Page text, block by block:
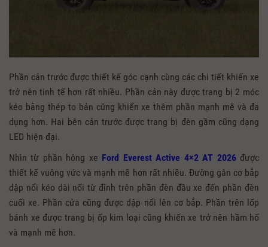
Phần cản trước được thiết kế góc cạnh cùng các chi tiết khiến xe
trở nên tinh tế hơn rất nhiều. Phần cản này được trang bị 2 móc
kéo bằng thép to bản cũng khiến xe thêm phần mạnh mẽ và đa
dụng hơn. Hai bên cản trước được trang bị đèn gầm cũng dạng
LED hiện đại.
Nhìn từ phần hông xe Ford Everest Active 4×2 AT 2026 được
thiết kế vuông vức và mạnh mẽ hơn rất nhiều. Đường gân cơ bắp
dập nổi kéo dài nối từ đỉnh trên phần đèn đầu xe đến phần đèn
cuối xe. Phần cửa cũng được dập nổi lên cơ bắp. Phần trên lốp
bánh xe được trang bị ốp kim loại cũng khiến xe trở nên hầm hố
và mạnh mẽ hơn.